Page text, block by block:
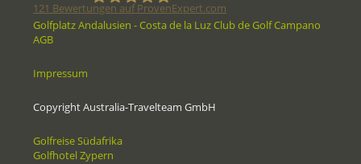
121 Bewertungen auf ProvenExpert.com
Golfplatz Andalusien - Costa de la Luz Club de Golf Campano
AGB
Impressum
Copyright Australia-Travelteam GmbH
Golfreise Südafrika
Golfhotel Zypern